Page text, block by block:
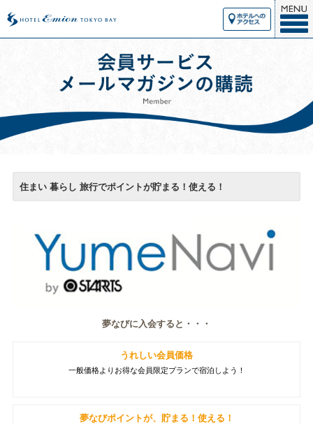
住まい 暮らし 旅行でポイントが貯まる！使える！
夢なびに入会すると・・・
うれしい会員価格
一般価格よりお得な会員限定プランで宿泊しよう！
夢なびポイントが、貯まる！使える！